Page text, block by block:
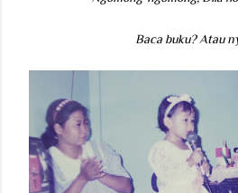
Baca buku? Atau